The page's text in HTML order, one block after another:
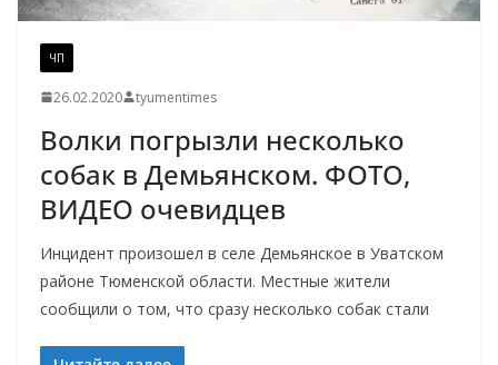
ЧП
26.02.2020 tyumentimes
Волки погрызли несколько
собак в Демьянском. ФОТО,
ВИДЕО очевидцев
Инцидент произошел в селе Демьянское в Уватском
районе Тюменской области. Местные жители
сообщили о том, что сразу несколько собак стали